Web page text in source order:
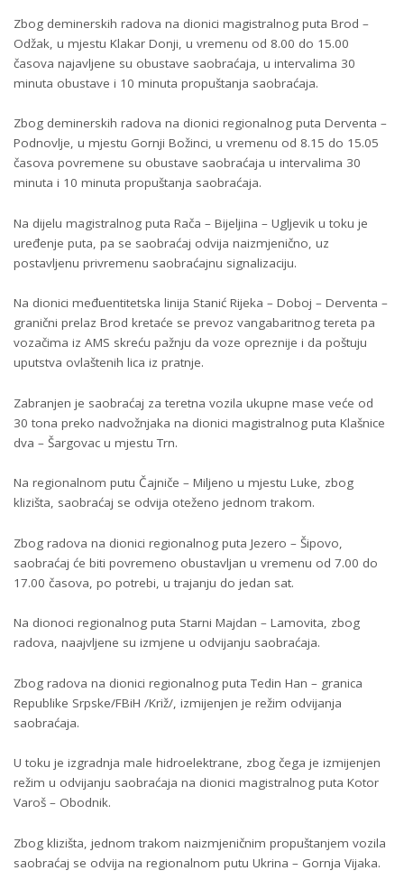
Zbog deminerskih radova na dionici magistralnog puta Brod –
Odžak, u mjestu Klakar Donji, u vremenu od 8.00 do 15.00
časova najavljene su obustave saobraćaja, u intervalima 30
minuta obustave i 10 minuta propuštanja saobraćaja.
Zbog deminerskih radova na dionici regionalnog puta Derventa –
Podnovlje, u mjestu Gornji Božinci, u vremenu od 8.15 do 15.05
časova povremene su obustave saobraćaja u intervalima 30
minuta i 10 minuta propuštanja saobraćaja.
Na dijelu magistralnog puta Rača – Bijeljina – Ugljevik u toku je
uređenje puta, pa se saobraćaj odvija naizmjenično, uz
postavljenu privremenu saobraćajnu signalizaciju.
Na dionici međuentitetska linija Stanić Rijeka – Doboj – Derventa –
granični prelaz Brod kretaće se prevoz vangabaritnog tereta pa
vozačima iz AMS skreću pažnju da voze opreznije i da poštuju
uputstva ovlaštenih lica iz pratnje.
Zabranjen je saobraćaj za teretna vozila ukupne mase veće od
30 tona preko nadvožnjaka na dionici magistralnog puta Klašnice
dva – Šargovac u mjestu Trn.
Na regionalnom putu Čajniče – Miljeno u mjestu Luke, zbog
klizišta, saobraćaj se odvija oteženo jednom trakom.
Zbog radova na dionici regionalnog puta Jezero – Šipovo,
saobraćaj će biti povremeno obustavljan u vremenu od 7.00 do
17.00 časova, po potrebi, u trajanju do jedan sat.
Na dionoci regionalnog puta Starni Majdan – Lamovita, zbog
radova, naajvljene su izmjene u odvijanju saobraćaja.
Zbog radova na dionici regionalnog puta Tedin Han – granica
Republike Srpske/FBiH /Križ/, izmijenjen je režim odvijanja
saobraćaja.
U toku je izgradnja male hidroelektrane, zbog čega je izmijenjen
režim u odvijanju saobraćaja na dionici magistralnog puta Kotor
Varoš – Obodnik.
Zbog klizišta, jednom trakom naizmjeničnim propuštanjem vozila
saobraćaj se odvija na regionalnom putu Ukrina – Gornja Vijaka.